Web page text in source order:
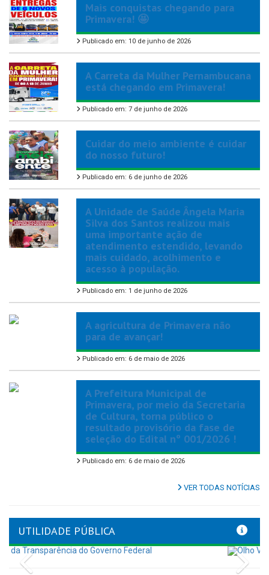
Mais conquistas chegando para
Primavera! 🤩
Publicado em: 10 de junho de 2026
A Carreta da Mulher Pernambucana
está chegando em Primavera!
Publicado em: 7 de junho de 2026
Cuidar do meio ambiente é cuidar
do nosso futuro!
Publicado em: 6 de junho de 2026
A Unidade de Saúde Ângela Maria
Silva dos Santos realizou mais
uma importante ação de
atendimento estendido, levando
mais cuidado, acolhimento e
acesso à população.
Publicado em: 1 de junho de 2026
A agricultura de Primavera não
para de avançar!
Publicado em: 6 de maio de 2026
A Prefeitura Municipal de
Primavera, por meio da Secretaria
de Cultura, torna público o
resultado provisório da fase de
seleção do Edital nº 001/2026 !
Publicado em: 6 de maio de 2026
VER TODAS NOTÍCIAS
UTILIDADE PÚBLICA
Previous